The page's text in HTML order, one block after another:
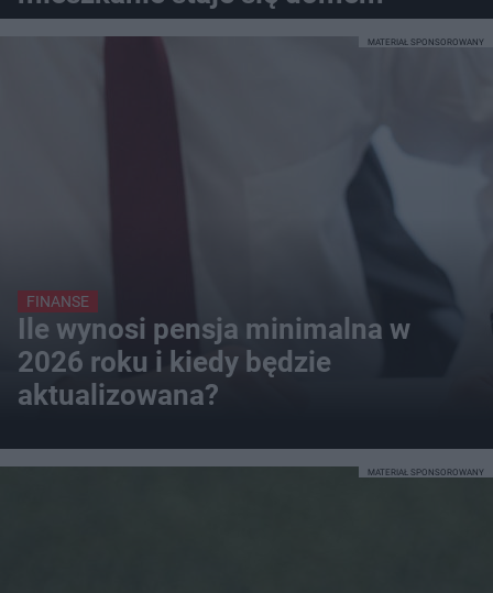
FINANSE
Ile wynosi pensja minimalna w
2026 roku i kiedy będzie
aktualizowana?
MATERIAŁ SPONSOROWANY
MATERIAŁ SPONSOROWANY